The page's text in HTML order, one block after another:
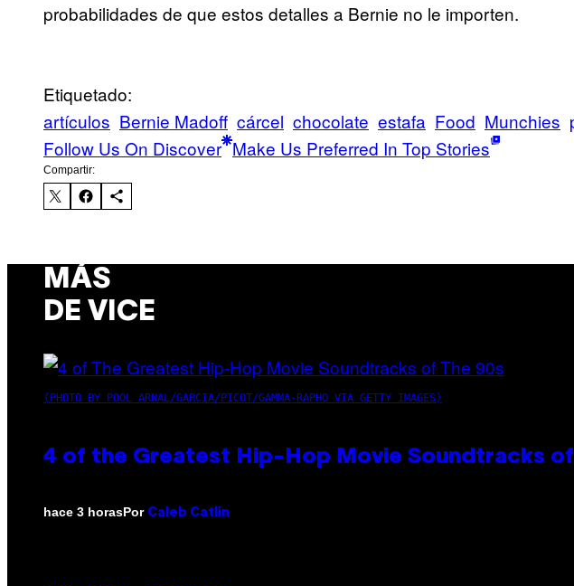
probabilidades de que estos detalles a Bernie no le importen.
Etiquetado:
artículos Bernie Madoff cárcel chocolate estafa Food Munchies
Follow Us On Discover Make Us Preferred In Top Stories
Compartir:
MÁS
DE VICE
(PHOTO BY POOL ARNAL/GARCIA/PICOT/GAMMA-RAPHO VIA GETTY IMAGES)
4 of the Greatest Hip-Hop Movie Soundtracks
hace 3 horasPor Caleb Catlin